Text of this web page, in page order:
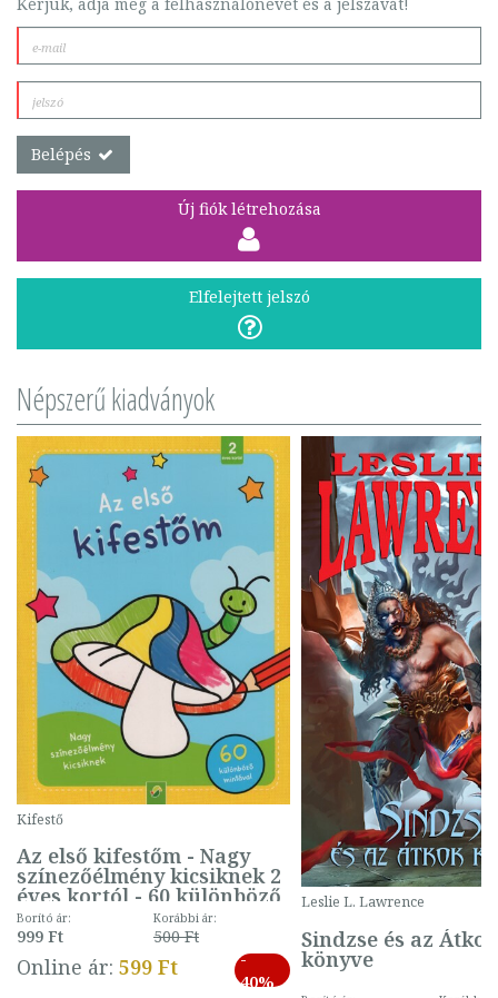
Belépés
Új fiók létrehozása
Elfelejtett jelszó
Népszerű kiadványok
Kifestő
Az első kifestőm - Nagy
színezőélmény kicsiknek 2
éves kortól - 60 különböző
mintával (gombás)
Borító ár:
999 Ft
Korábbi ár:
500 Ft
Online ár: 599 Ft
-
40%
Leslie L. Lawrence
Sindzse és az Átkok
könyve